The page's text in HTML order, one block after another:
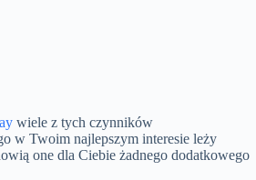
wiele z tych czynników
w Twoim najlepszym interesie leży
one dla Ciebie żadnego dodatkowego